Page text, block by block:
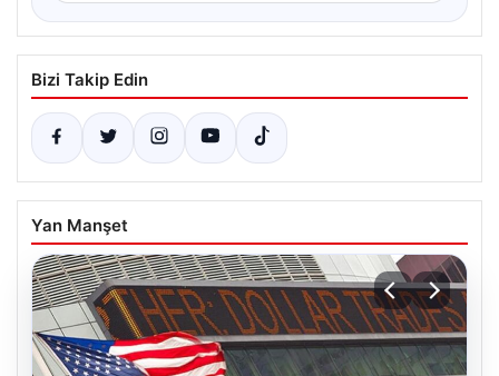
Bizi Takip Edin
Yan Manşet